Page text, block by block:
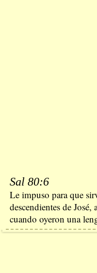
Sal 80:6
Le impuso para que
descendientes de
cuando oyeron una